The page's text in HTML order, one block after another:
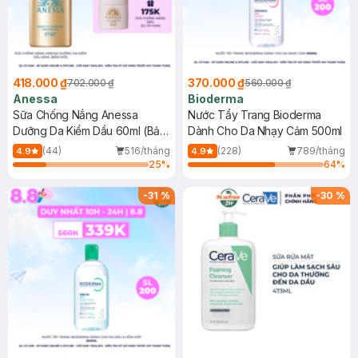
418.000 ₫702.000 ₫
Anessa
Sữa Chống Nắng Anessa
Dưỡng Da Kiềm Dầu 60ml (Bản
Mới)
4.9 (44)
516/tháng
25%
370.000 ₫560.000 ₫
Bioderma
Nước Tẩy Trang Bioderma
Dành Cho Da Nhạy Cảm 500ml
4.9 (228)
789/tháng
64%
-31% -30 %